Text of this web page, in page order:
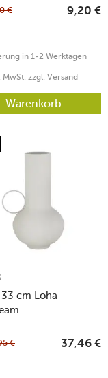
in 1-2 Werktagen
€ 9,20 €
MwSt. zzgl. Versand
Warenkorb
33 cm Loha
€ 37,46 €